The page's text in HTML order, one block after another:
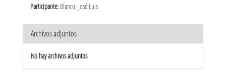
Participante: Blanco, José Luis
Archivos adjuntos
No hay archivos adjuntos